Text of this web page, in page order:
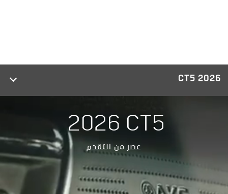
CT5 2026
2026 CT5
عصر من التقدم